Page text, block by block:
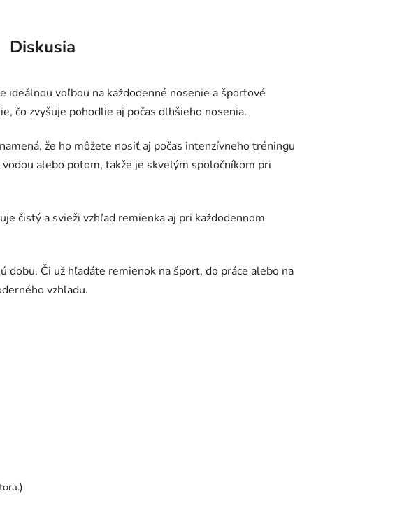
Diskusia
voľbou na každodenné nosenie a športové
čo zvyšuje pohodlie aj počas dlhšieho nosenia.
že ho môžete nosiť aj počas intenzívneho tréningu
alebo potom, takže je skvelým spoločníkom pri
čistý a svieži vzhľad remienka aj pri každodennom
Či už hľadáte remienok na šport, do práce alebo na
vzhľadu.